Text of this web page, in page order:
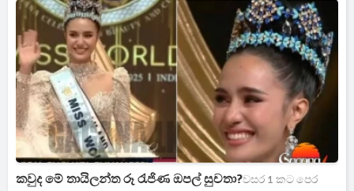
කවුද මේ තායිලන්ත රූ රැජිණ ඔපල් සුචතා?වසර 1 කට පෙර